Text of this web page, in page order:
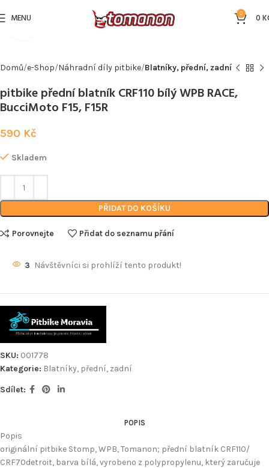
MENU 0 0
Kliknutím zvětšíte
Domů e-Shop Náhradní díly pitbike Blatníky, přední, zadní
pitbike přední blatník CRF110 bílý WPB RACE,
BucciMoto F15, F15R
590 Kč
Skladem
PŘIDAT DO KOŠÍKU
Porovnejte Přidat do seznamu přání
3 Návštěvníci si prohlíží tento produkt!
SKU: 001778
Kategorie: Blatníky, přední, zadní
Sdílet:
POPIS
Popis
originální pitbike Stomp, WPB, Tomanon; přední blatník CRF110/
CRF70detroit, barva bílá, vyrobeno z polypropylenu, který zaručuje